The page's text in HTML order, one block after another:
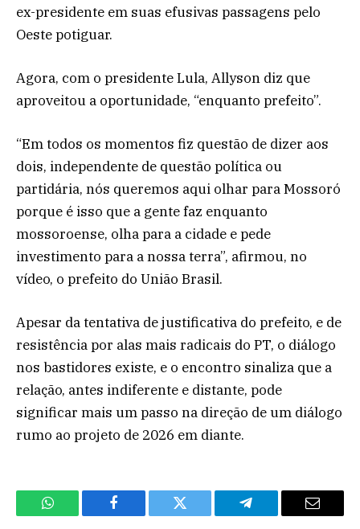
ex-presidente em suas efusivas passagens pelo
Oeste potiguar.
Agora, com o presidente Lula, Allyson diz que
aproveitou a oportunidade, “enquanto prefeito”.
“Em todos os momentos fiz questão de dizer aos
dois, independente de questão política ou
partidária, nós queremos aqui olhar para Mossoró
porque é isso que a gente faz enquanto
mossoroense, olha para a cidade e pede
investimento para a nossa terra”, afirmou, no
vídeo, o prefeito do União Brasil.
Apesar da tentativa de justificativa do prefeito, e de
resistência por alas mais radicais do PT, o diálogo
nos bastidores existe, e o encontro sinaliza que a
relação, antes indiferente e distante, pode
significar mais um passo na direção de um diálogo
rumo ao projeto de 2026 em diante.
WhatsApp Facebook Twitter Telegram Email